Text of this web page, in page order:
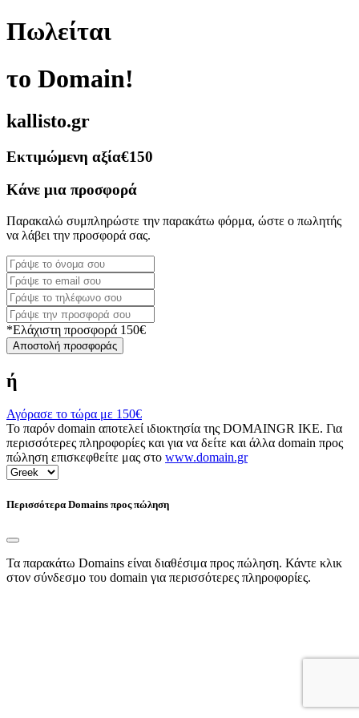
Πωλείται
το Domain!
kallisto.gr
Εκτιμώμενη αξία€150
Κάνε μια προσφορά
Παρακαλώ συμπληρώστε την παρακάτω φόρμα, ώστε ο πωλητής
να λάβει την προσφορά σας.
*Ελάχιστη προσφορά 150€
Αποστολή προσφοράς
ή
Αγόρασε το τώρα με 150€
Το παρόν domain αποτελεί ιδιοκτησία της DOMAINGR ΙΚΕ. Για
περισσότερες πληροφορίες και για να δείτε και άλλα domain προς
πώληση επισκεφθείτε μας στο www.domain.gr
Περισσότερα Domains προς πώληση
Τα παρακάτω Domains είναι διαθέσιμα προς πώληση. Κάντε κλικ
στον σύνδεσμο του domain για περισσότερες πληροφορίες.